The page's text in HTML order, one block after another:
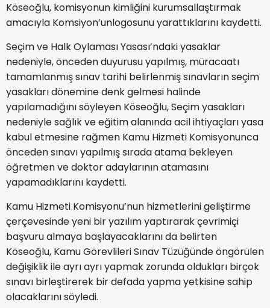
Köseoğlu, komisyonun kimliğini kurumsallaştırmak
amacıyla Komsiyon’unlogosunu yarattıklarını kaydetti.
Seçim ve Halk Oylaması Yasası’ndaki yasaklar
nedeniyle, önceden duyurusu yapılmış, müracaatı
tamamlanmış sınav tarihi belirlenmiş sınavların seçim
yasakları dönemine denk gelmesi halinde
yapılamadığını söyleyen Köseoğlu, Seçim yasakları
nedeniyle sağlık ve eğitim alanında acil ihtiyaçları yasa
kabul etmesine rağmen Kamu Hizmeti Komisyonunca
önceden sınavı yapılmış sırada atama bekleyen
öğretmen ve doktor adaylarının atamasını
yapamadıklarını kaydetti.
Kamu Hizmeti Komisyonu’nun hizmetlerini geliştirme
çerçevesinde yeni bir yazılım yaptırarak çevrimiçi
başvuru almaya başlayacaklarını da belirten
Köseoğlu, Kamu Görevlileri Sınav Tüzüğünde öngörülen
değişiklik ile ayrı ayrı yapmak zorunda oldukları birçok
sınavı birleştirerek bir defada yapma yetkisine sahip
olacaklarını söyledi.